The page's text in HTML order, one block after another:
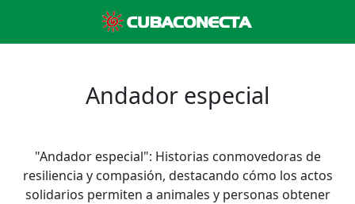
Andador especial
"Andador especial": Historias conmovedoras de
resiliencia y compasión, destacando cómo los actos
solidarios permiten a animales y personas obtener